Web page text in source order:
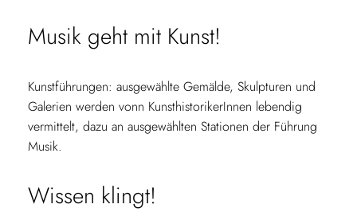
Musik geht mit Kunst!
Kunstführungen: ausgewählte Gemälde, Skulpturen und
Galerien werden vonn KunsthistorikerInnen lebendig
vermittelt, dazu an ausgewählten Stationen der Führung
Musik.
Wissen klingt!